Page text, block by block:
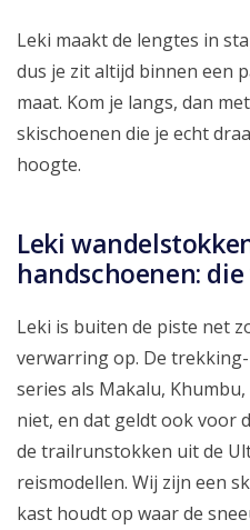
Leki maakt de lengtes in
dus je zit altijd binnen een
maat. Kom je langs, dan
skischoenen die je echt
hoogte.
Leki
handschoenen:
Leki is buiten de piste net
verwarring op. De
series als Makalu,
niet, en dat geldt ook voor
de trailrunstokken uit de
reismodellen. Wij zijn een
kast houdt op waar de